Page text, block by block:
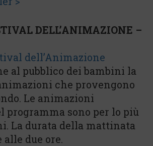
DELL’ANIMAZIONE –
dell’Animazione
al pubblico dei bambini la
che provengono
Le animazioni
programma sono per lo più
La durata della mattinata
due ore.